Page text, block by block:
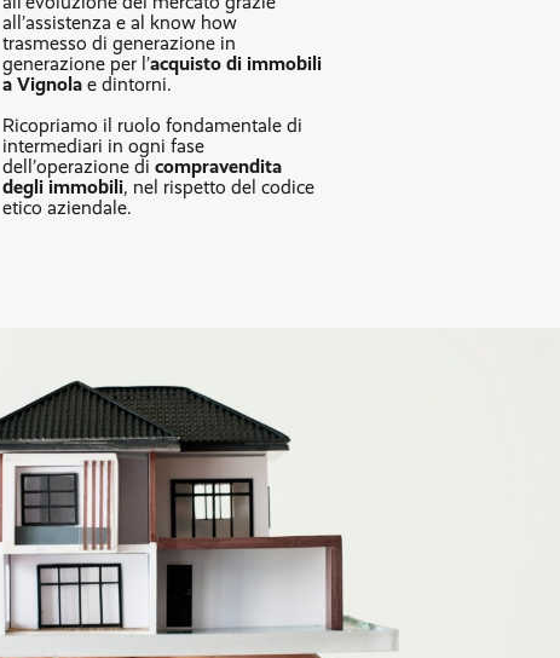
all’assistenza e al know how
trasmesso di generazione in
generazione per l’acquisto di immobili
a Vignola e dintorni.
Ricopriamo il ruolo fondamentale di
intermediari in ogni fase
dell’operazione di compravendita
degli immobili, nel rispetto del codice
etico aziendale.